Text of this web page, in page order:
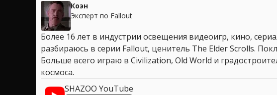
Коэн
Эксперт по Fallout
Более 16 лет в индустрии освещения видеоигр, кино,
разбираюсь в серии Fallout, ценитель The Elder Scrolls.
Больше всего играю в Civilization, Old World и
космоса.
SHAZOO YouTube